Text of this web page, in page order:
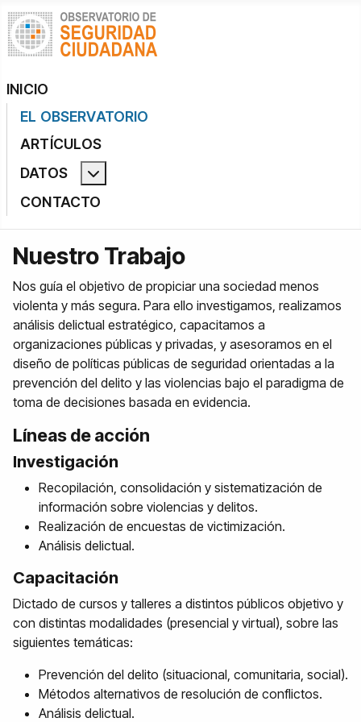
INICIO
EL OBSERVATORIO
ARTÍCULOS
DATOS
Más acerca de: Datos
CONTACTO
Nuestro Trabajo
Nos guía el objetivo de propiciar una sociedad menos
violenta y más segura. Para ello investigamos, realizamos
análisis delictual estratégico, capacitamos a
organizaciones públicas y privadas, y asesoramos en el
diseño de políticas públicas de seguridad orientadas a la
prevención del delito y las violencias bajo el paradigma de
toma de decisiones basada en evidencia.
Líneas de acción
Investigación
Recopilación, consolidación y sistematización de
información sobre violencias y delitos.
Realización de encuestas de victimización.
Análisis delictual.
Capacitación
Dictado de cursos y talleres a distintos públicos objetivo y
con distintas modalidades (presencial y virtual), sobre las
siguientes temáticas:
Prevención del delito (situacional, comunitaria, social).
Métodos alternativos de resolución de conflictos.
Análisis delictual.